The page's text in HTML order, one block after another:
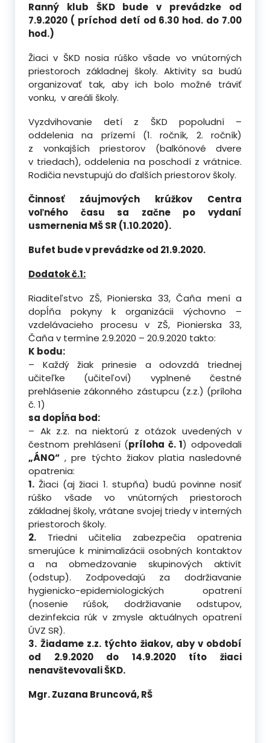
Ranný klub ŠKD bude v prevádzke od
7.9.2020 ( príchod detí od 6.30 hod. do 7.00
hod.)
Žiaci v ŠKD nosia rúško všade vo vnútorných
priestoroch základnej školy. Aktivity sa budú
organizovať tak, aby ich bolo možné tráviť
vonku, v areáli školy.
Vyzdvihovanie detí z ŠKD popoludní –
oddelenia na prízemí (1. ročník, 2. ročník)
z vonkajších priestorov (balkónové dvere
v triedach), oddelenia na poschodí z vrátnice.
Rodičia nevstupujú do ďalších priestorov školy.
Činnosť záujmových krúžkov Centra
voľného času sa začne po vydaní
usmernenia MŠ SR (1.10.2020).
Bufet bude v prevádzke od 21.9.2020.
Dodatok č.1:
Riaditeľstvo ZŠ, Pionierska 33, Čaňa mení a
dopĺňa pokyny k organizácii výchovno –
vzdelávacieho procesu v ZŠ, Pionierska 33,
Čaňa v termíne 2.9.2020 – 20.9.2020 takto:
K bodu:
– Každý žiak prinesie a odovzdá triednej
učiteľke (učiteľovi) vyplnené čestné
prehlásenie zákonného zástupcu (z.z.) (príloha
č. 1)
sa dopĺňa bod:
– Ak z.z. na niektorú z otázok uvedených v
čestnom prehlásení (príloha č. 1) odpovedali
„ÁNO“ , pre týchto žiakov platia nasledovné
opatrenia:
1. Žiaci (aj žiaci 1. stupňa) budú povinne nosiť
rúško všade vo vnútorných priestoroch
základnej školy, vrátane svojej triedy v interných
priestoroch školy.
2. Triedni učitelia zabezpečia opatrenia
smerujúce k minimalizácii osobných kontaktov
a na obmedzovanie skupinových aktivít
(odstup). Zodpovedajú za dodržiavanie
hygienicko-epidemiologických opatrení
(nosenie rúšok, dodržiavanie odstupov,
dezinfekcia rúk v zmysle aktuálnych opatrení
ÚVZ SR).
3. Žiadame z.z. týchto žiakov, aby v období
od 2.9.2020 do 14.9.2020 títo žiaci
nenavštevovali ŠKD.
Mgr. Zuzana Bruncová, RŠ